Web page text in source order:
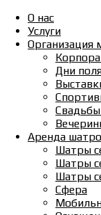
О нас
Услуги
Организация
Дни
Аренда
Шатры
Шатры
Шатры
Сфера